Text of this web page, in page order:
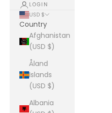
LOGIN
USD $
Country
Afghanistan
(USD $)
Åland
Islands
(USD $)
Albania